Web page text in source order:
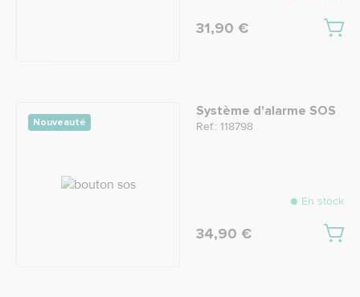
31,90 €
Nouveauté
Système d'alarme SOS
Ref.: 118798
En stock
34,90 €